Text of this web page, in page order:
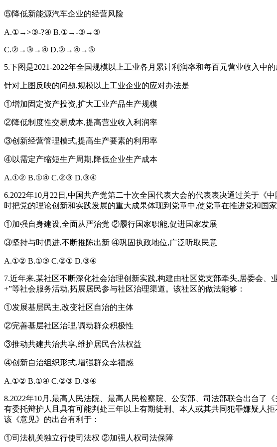
⑤降低新能源汽车企业的经营风险
A.①→>③-?④ B.①→-③→⑤
C.②→③→④ D.②→④→⑤
5.下图是2021-2022年全国规模以上工业各月累计利润率和每百元营业收入中
针对上图反映的问题,规模以上工业企业的应对办法是
①增加固定资产投资,扩大工业产品生产规模
②降低制度性交易成本,提高营业收入利润率
③创新经营管理模式,提高生产要素的利用率
④以需定产缩短生产周期,降低企业生产成本
A.①② B.①④ C.②③ D.③④
6.2022年10月22日,中国共产党第二十次全国代表大会的代表表决通过关于《
时把党的理论创新和实践发展的重大成果体现到党章中,使党章在推进党和国
①加强自身建设,全面从严治党 ②履行国家职能,促进国家发展
③坚持与时俱进,不断推陈出新 ④巩固执政地位,广泛听取民意
A.①② B.①③ C.②① D.③④
7.近年来,某社区不断深化社会治理创新实践,构建由社区党支部牵头,居委会
+”等社会服务活动,拓展居民参与社区治理渠道。该社区的做法能够：
①发展基层民主,改变社区自治的主体
②完善基层社区治理,调动群众积极性
③推动共建共治共享,维护居民合法权益
④创新自治组织形式,增强群众幸福感
A.①② B.①④ C.②③ D.③④
8.2022年10月,最高人民法院、最高人民检察院、公安部、司法部联合出台了
有委托辩护人且具有可能判处三年以上有期徒刑、本人或其共同犯罪嫌疑人
该《意见》的出台有利于：
①司法机关独立行使司法权 ②加强人权司法保障